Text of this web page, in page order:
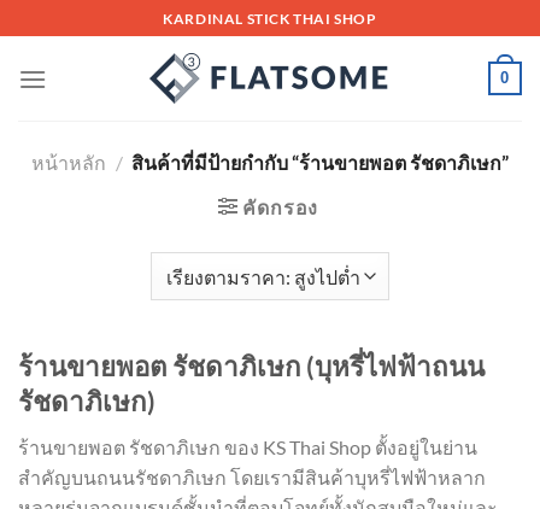
to
content
KARDINAL STICK THAI SHOP
0
หน้าหลัก / สินค้าที่มีป้ายกำกับ “ร้านขายพอต รัชดาภิเษก”
คัดกรอง
ร้านขายพอต รัชดาภิเษก (บุหรี่ไฟฟ้าถนน
รัชดาภิเษก)
ร้านขายพอต รัชดาภิเษก ของ KS Thai Shop ตั้งอยู่ในย่าน
สำคัญบนถนนรัชดาภิเษก โดยเรามีสินค้าบุหรี่ไฟฟ้าหลาก